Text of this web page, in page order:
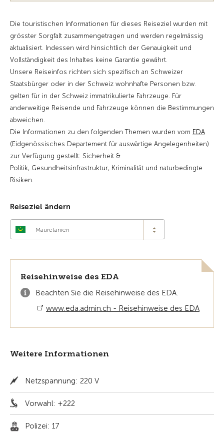
Die touristischen Informationen für dieses Reiseziel wurden mit
grösster Sorgfalt zusammengetragen und werden regelmässig
aktualisiert. Indessen wird hinsichtlich der Genauigkeit und
Vollständigkeit des Inhaltes keine Garantie gewährt.
Unsere Reiseinfos richten sich spezifisch an Schweizer
Staatsbürger oder in der Schweiz wohnhafte Personen bzw.
gelten für in der Schweiz immatrikulierte Fahrzeuge. Für
anderweitige Reisende und Fahrzeuge können die Bestimmungen
abweichen.
Die Informationen zu den folgenden Themen wurden vom EDA
(Eidgenössisches Departement für auswärtige Angelegenheiten)
zur Verfügung gestellt: Sicherheit &
Politik, Gesundheitsinfrastruktur, Kriminalität und naturbedingte
Risiken.
Reiseziel ändern
Mauretanien
Reisehinweise des EDA
Beachten Sie die Reisehinweise des EDA.
www.eda.admin.ch - Reisehinweise des EDA
Weitere Informationen
Netzspannung: 220 V
Vorwahl: +222
Polizei: 17